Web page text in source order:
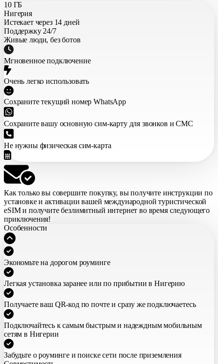
10 ГБ
Нигерия
Истекает через 14 дней
Поддержку 24/7
Живые люди, без ботов
Мгновенное подключение
Очень легко использовать
Сохраните текущий номер WhatsApp
Сохраните вашу основную сим-карту для звонков и СМС
Не нужны физическая сим-карта
Как только вы совершите покупку, вы получите инструкции по
установке и активации вашей международной туристической
eSIMи получите безлимитный интернет во время следующего
приключения!
Особенности
Экономьте на дорогом роуминге
Легкая установка заранее или по прибытии в Нигерию
Получаете ваш QR-код по почте и сразу же подключаетесь
Подключайтесь к самым быстрым и надеждным мобильным
сетям в Нигерии
Забудьте о роуминге и поиске сети после приземления